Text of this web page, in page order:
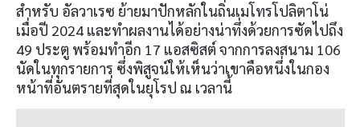
สำหรับ อัลวาเรซ ย้ายมาปักหลักในถิ่นเมโทรโปลิตาโน่
เมื่อปี 2024 และทำผลงานได้อย่างน่าทึ่งด้วยการซัดไปถึง
49 ประตู พร้อมทำอีก 17 แอสซิสต์ จากการลงสนาม 106
นัดในทุกรายการ ซึ่งพิสูจน์ให้เห็นว่าเขาคือหนึ่งในกอง
หน้าที่อันตรายที่สุดในยุโรป ณ เวลานี้